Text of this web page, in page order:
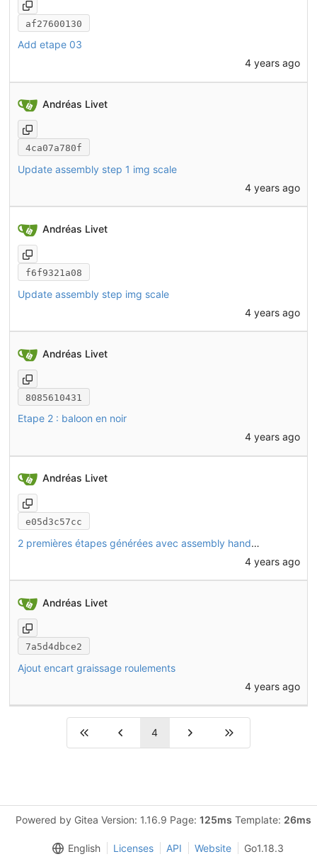
af27600130
Add etape 03
4 years ago
Andréas Livet
4ca07a780f
Update assembly step 1 img scale
4 years ago
Andréas Livet
f6f9321a08
Update assembly step img scale
4 years ago
Andréas Livet
8085610431
Etape 2 : baloon en noir
4 years ago
Andréas Livet
e05d3c57cc
2 premières étapes générées avec assembly handbook
4 years ago
Andréas Livet
7a5d4dbce2
Ajout encart graissage roulements
4 years ago
4
Powered by Gitea Version: 1.16.9 Page: 125ms Template: 26ms
English Licenses API Website Go1.18.3